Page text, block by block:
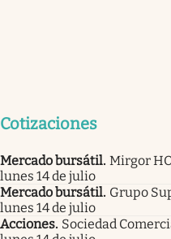
Cotizaciones
Mercado bursátil. Mirgor
lunes 14 de julio
Mercado bursátil. Grupo
lunes 14 de julio
Acciones. Sociedad